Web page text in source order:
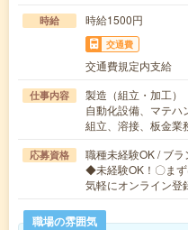
時給 時給1500円
交通費
交通費規定内支給
仕事内容
製造（組立・加工）
自動化設備、マテハ
組立、溶接、板金
応募資格
職種未経験OK / ブ
◆未経験OK！〇ま
気軽にオンライン
職場の雰囲気